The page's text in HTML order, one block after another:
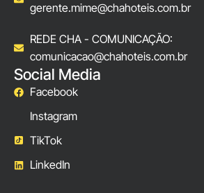
gerente.mime@chahoteis.com.br
REDE CHA - COMUNICAÇÃO:
comunicacao@chahoteis.com.br
Social Media
Facebook
Instagram
TikTok
LinkedIn